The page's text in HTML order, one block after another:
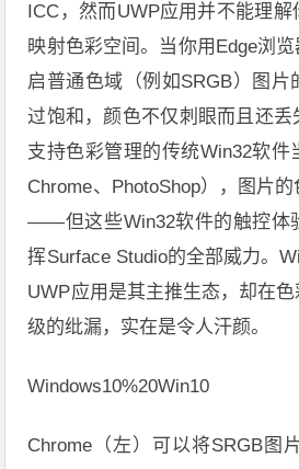
ICC，然而UWP应用并不能理
映射色彩空间。当你用Edge浏
启普通色域（例如SRGB）图片
过饱和，颜色不仅刺眼而且还丢
支持色彩管理的传统Win32软件
Chrome、PhotoShop），图片
——但这些Win32软件的触控体
挥Surface Studio的全部威力。
UWP应用是其主推生态，却在
级的纰漏，实在是令人汗颜。
Windows10%20Win10
Chrome（左）可以将SRGB图